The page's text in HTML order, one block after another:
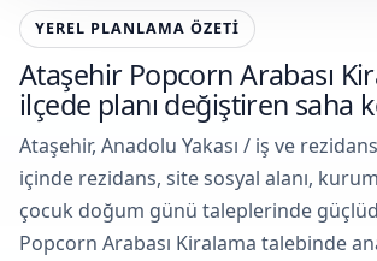
YEREL PLANLAMA ÖZETI
Ataşehir Popcorn Arabası
ilçede planı değiştiren saha
Ataşehir, Anadolu Yakası / iş ve
içinde rezidans, site sosyal alanı,
çocuk doğum günü taleplerinde
Popcorn Arabası Kiralama talebinde